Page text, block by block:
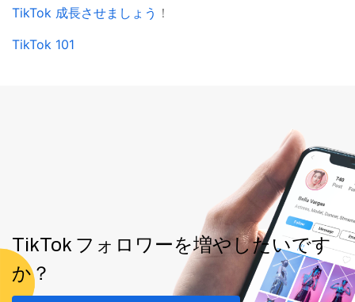
TikTok 成長させましょう ！
TikTok 101
TikTok フォロワーを増やしたいです
か？